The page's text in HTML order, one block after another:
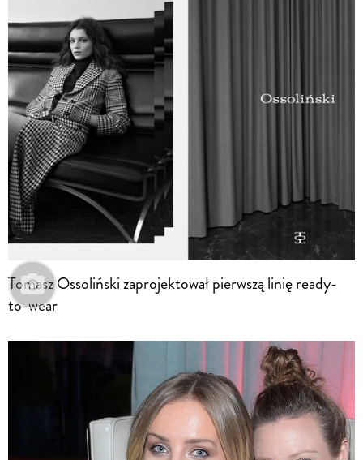
Tomasz Ossoliński zaprojektował pierwszą linię ready-
to-wear